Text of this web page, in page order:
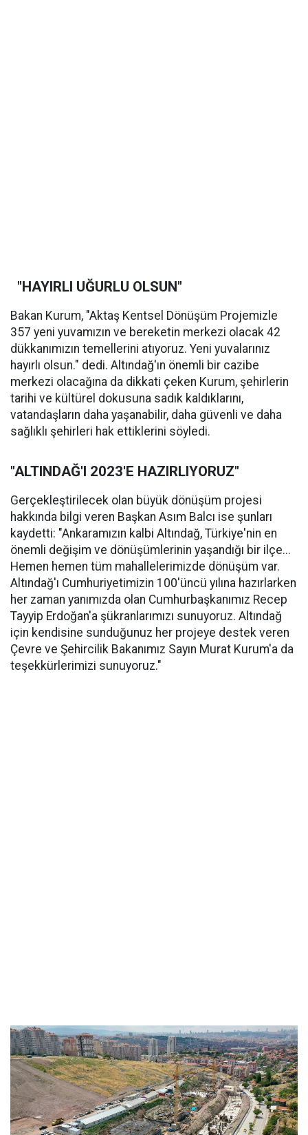
"HAYIRLI UĞURLU OLSUN"
Bakan Kurum, "Aktaş Kentsel Dönüşüm Projemizle
357 yeni yuvamızın ve bereketin merkezi olacak 42
dükkanımızın temellerini atıyoruz. Yeni yuvalarınız
hayırlı olsun." dedi. Altındağ'ın önemli bir cazibe
merkezi olacağına da dikkati çeken Kurum, şehirlerin
tarihi ve kültürel dokusuna sadık kaldıklarını,
vatandaşların daha yaşanabilir, daha güvenli ve daha
sağlıklı şehirleri hak ettiklerini söyledi.
"ALTINDAĞ'I 2023'E HAZIRLIYORUZ"
Gerçekleştirilecek olan büyük dönüşüm projesi
hakkında bilgi veren Başkan Asım Balcı ise şunları
kaydetti: "Ankaramızın kalbi Altındağ, Türkiye'nin en
önemli değişim ve dönüşümlerinin yaşandığı bir ilçe...
Hemen hemen tüm mahallelerimizde dönüşüm var.
Altındağ'ı Cumhuriyetimizin 100'üncü yılına hazırlarken
her zaman yanımızda olan Cumhurbaşkanımız Recep
Tayyip Erdoğan'a şükranlarımızı sunuyoruz. Altındağ
için kendisine sunduğunuz her projeye destek veren
Çevre ve Şehircilik Bakanımız Sayın Murat Kurum'a da
teşekkürlerimizi sunuyoruz."